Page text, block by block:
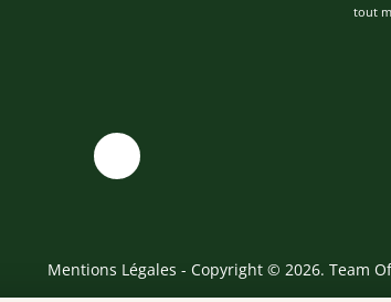
tout
Mentions Légales - Copyright © 2026. Team